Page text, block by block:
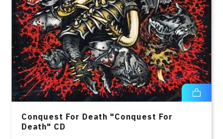
Conquest For Death "Conquest For
Death" CD